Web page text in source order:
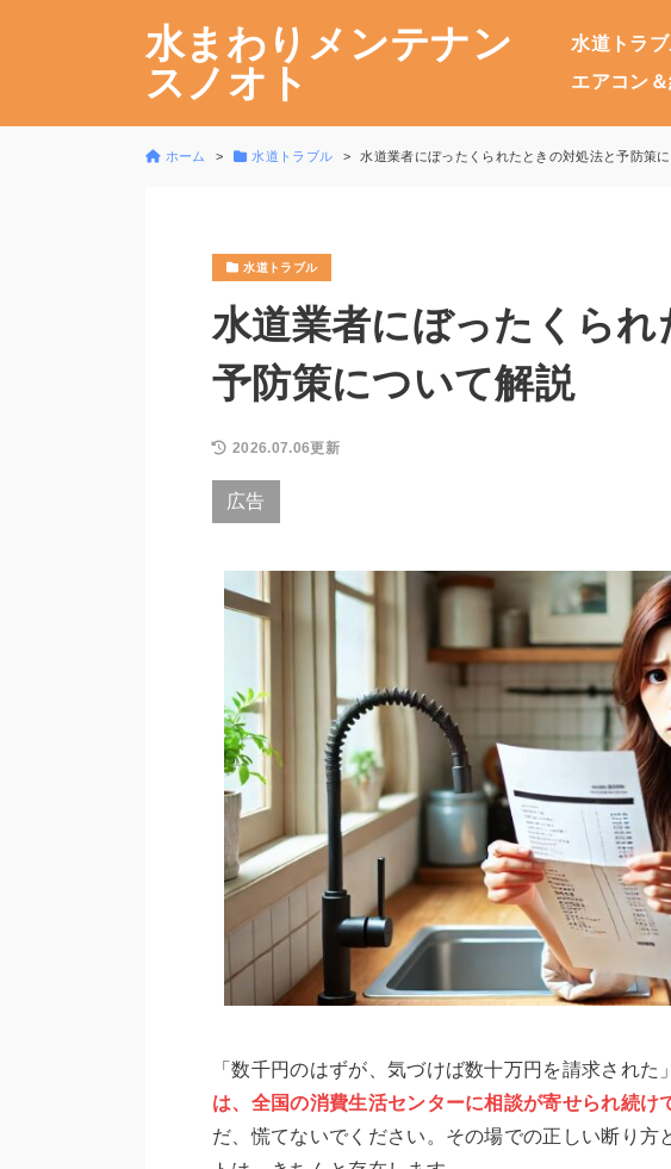
水まわりメンテナン
スノオト
水道トラ
エアコン
ホーム 水道トラブル 水道業者にぼったくられたときの対処法と予防策
水道トラブル
水道業者にぼったくられ
予防策について解説
2026.07.06更新
広告
「数千円のはずが、気づけば数十万円を請求され
は、全国の消費生活センターに相談が寄せられ続け
だ、慌てないでください。その場での正しい断り方